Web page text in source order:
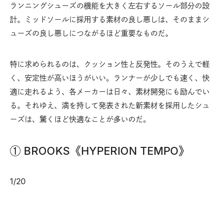
ランニングシューズの機能を大きく左右するソール部分の設
計。ミッドソールに採用する素材の良し悪しは、そのままシ
ューズの良し悪しにつながるほど重要なものだ。
特に求められるのは、クッション性と反発性。そのうえで軽
く、安定性が高いほうがいい。ランナーが少しでも速く、快
適に走れるよう、各メーカーは日々、素材開発にも励んでい
る。それゆえ、満を持して発表された新素材を採用したシュ
ーズは、驚くほど快適なことが多いのだ。
① BROOKS《HYPERION TEMPO》
1/20